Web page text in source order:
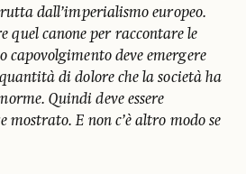
dall’imperialismo europeo.
quel canone per raccontare le
capovolgimento deve emergere
di dolore che la società ha
Quindi deve essere
mostrato. E non c’è altro modo se